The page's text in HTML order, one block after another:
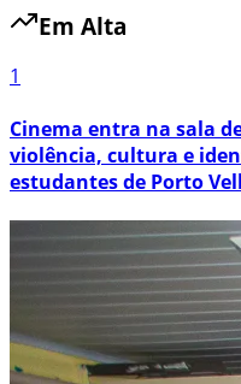
Em Alta
1
Cinema entra na sala
violência, cultura e
estudantes de Porto